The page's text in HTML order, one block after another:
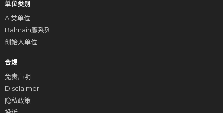
单位类别
A 类单位
Balmain鹰系列
创始人单位
合规
免责声明
Disclaimer
隐私政策